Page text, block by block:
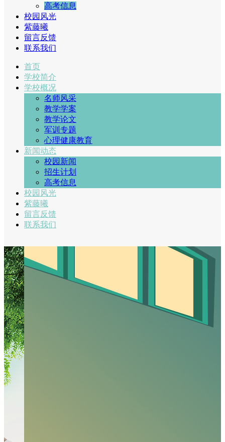
高考信息
校园风光
紫藤曦
留言反馈
联系我们
首页
学校简介
学校概况
名师风采
教学学案
教学论文
军训专题
心理健康教育
新闻动态
校园新闻
招生计划
高考信息
校园风光
紫藤曦
留言反馈
联系我们